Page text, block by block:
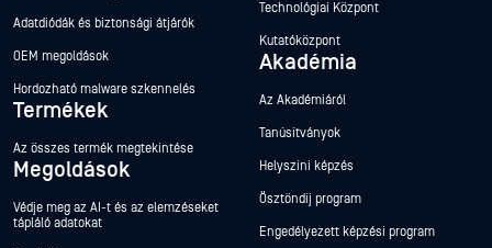
Adatdiódák és biztonsági átjárók
OEM megoldások
Hordozható malware szkennelés
Termékek
Az összes termék megtekintése
Megoldások
Védje meg az AI-t és az elemzéseket
tápláló adatokat
Technológiai Központ
Kutatóközpont
Akadémia
Az Akadémiáról
Tanúsítványok
Helyszíni képzés
Ösztöndíj program
Engedélyezett képzési program